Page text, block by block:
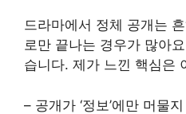
드라마에서 정체 공개는
로만 끝나는 경우가 많아
습니다. 제가 느낀 핵심은
– 공개가 ‘정보’에만 머물